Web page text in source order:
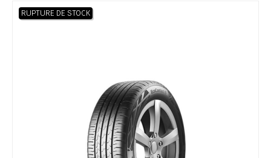
RUPTURE DE STOCK